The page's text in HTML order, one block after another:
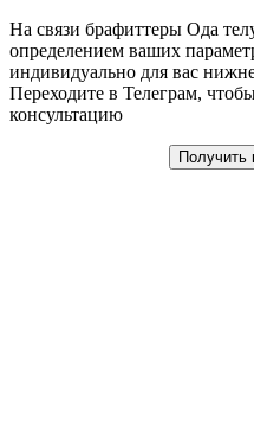
На связи брафиттеры Ода
определением ваших
индивидуально для вас
Переходите в Телеграм,
консультацию
Получить